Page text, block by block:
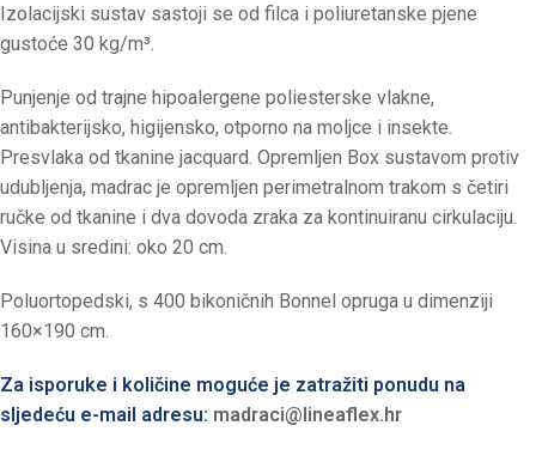
Izolacijski sustav sastoji se od filca i poliuretanske pjene
gustoće 30 kg/m³.
Punjenje od trajne hipoalergene poliesterske vlakne,
antibakterijsko, higijensko, otporno na moljce i insekte.
Presvlaka od tkanine jacquard. Opremljen Box sustavom protiv
udubljenja, madrac je opremljen perimetralnom trakom s četiri
ručke od tkanine i dva dovoda zraka za kontinuiranu cirkulaciju.
Visina u sredini: oko 20 cm.
Poluortopedski, s 400 bikoničnih Bonnel opruga u dimenziji
160×190 cm.
Za isporuke i količine moguće je zatražiti ponudu na
sljedeću e-mail adresu: madraci@lineaflex.hr